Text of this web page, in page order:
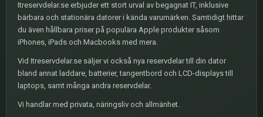
Itreservdelar.se erbjuder ett stort urval av begagnat IT, inklusive
bärbara och stationära datorer i kända varumärken. Samtidigt hittar
du även hållbara priser på populära Apple produkter såsom
iPhones, iPads och Macbooks med mera.
Vid Itreservdelar.se säljer vi också nya reservdelar till din dator
bland annat laddare, batterier, tangentbord och LCD-displays till
laptops, samt många andra reservdelar.
Vi handlar med privata, näringsliv och allmänhet.